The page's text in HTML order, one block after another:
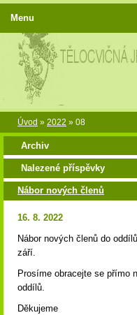
Úvod » 2022 » 08
Archiv
Nalezené příspěvky
Nábor nových členů
16. 8. 2022
Nábor nových členů do
září.
Prosíme obracejte se přímo
oddílů.
Děkujeme
Menu